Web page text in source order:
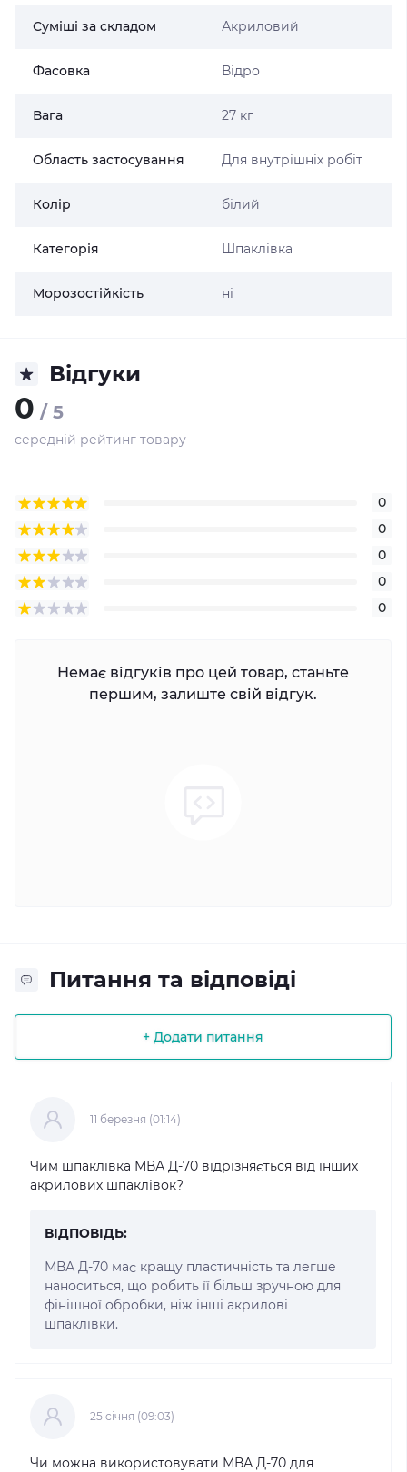
Суміші за складом Акриловий
Фасовка Відро
Вага 27 кг
Область застосування Для внутрішніх робіт
Колір білий
Категорія Шпаклівка
Морозостійкість ні
Відгуки
0 / 5
середній рейтинг товару
0
0
0
0
0
Немає відгуків про цей товар, станьте
першим, залиште свій відгук.
Питання та відповіді
+ Додати питання
11 березня (01:14)
Чим шпаклівка МВА Д-70 відрізняється від інших
акрилових шпаклівок?
ВІДПОВІДЬ:
МВА Д-70 має кращу пластичність та легше
наноситься, що робить її більш зручною для
фінішної обробки, ніж інші акрилові
шпаклівки.
25 cічня (09:03)
Чи можна використовувати МВА Д-70 для